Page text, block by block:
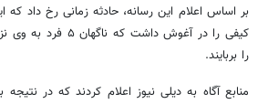
بر اساس اعلام این رسانه، حادثه زمانی رخ داد که
کیفی را در آغوش
را بربایند.